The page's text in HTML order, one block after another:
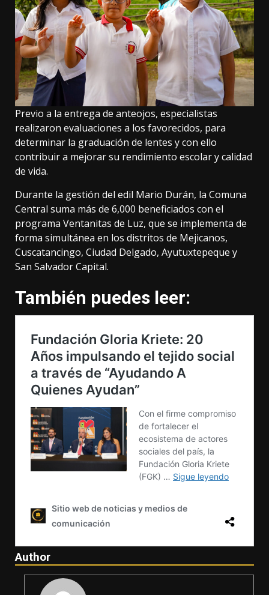
Previo a la entrega de anteojos, especialistas
realizaron evaluaciones a los favorecidos, para
determinar la graduación de lentes y con ello
contribuir a mejorar su rendimiento escolar y calidad
de vida.
Durante la gestión del edil Mario Durán, la Comuna
Central suma más de 6,000 beneficiados con el
programa Ventanitas de Luz, que se implementa de
forma simultánea en los distritos de Mejicanos,
Cuscatancingo, Ciudad Delgado, Ayutuxtepeque y
San Salvador Capital.
También puedes leer:
Author